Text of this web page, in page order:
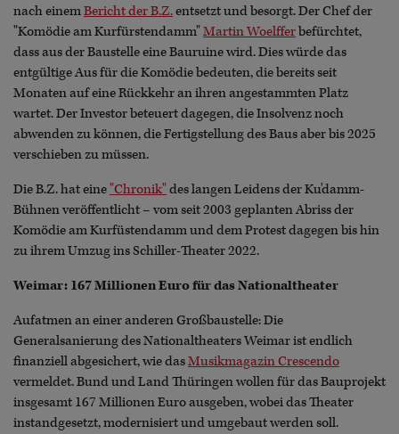
nach einemBericht der B.Z.entsetzt und besorgt. Der Chef der
"Komödie am Kurfürstendamm"Martin Woelfferbefürchtet,
dass aus der Baustelle eine Bauruine wird. Dies würde das
entgültige Aus für die Komödie bedeuten, die bereits seit
Monaten auf eine Rückkehr an ihren angestammten Platz
wartet. Der Investor beteuert dagegen, die Insolvenz noch
abwenden zu können, die Fertigstellung des Baus aber bis 2025
verschieben zu müssen.
Die B.Z. hat eine"Chronik"des langen Leidens der Ku'damm-
Bühnen veröffentlicht – vom seit 2003 geplanten Abriss der
Komödie am Kurfüstendamm und dem Protest dagegen bis hin
zu ihrem Umzug ins Schiller-Theater 2022.
Weimar: 167 Millionen Euro für das Nationaltheater
Aufatmen an einer anderen Großbaustelle: Die
Generalsanierung des Nationaltheaters Weimar ist endlich
finanziell abgesichert, wie dasMusikmagazin Crescendo
vermeldet. Bund und Land Thüringen wollen für das Bauprojekt
insgesamt 167 Millionen Euro ausgeben, wobei das Theater
instandgesetzt, modernisiert und umgebaut werden soll.